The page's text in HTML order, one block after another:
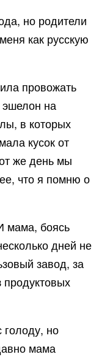
но родители
как русскую
провожать
на
в которых
кусок от
же день мы
что я помню о
мама, боясь
дней не
завод, за
продуктовых
но
мама